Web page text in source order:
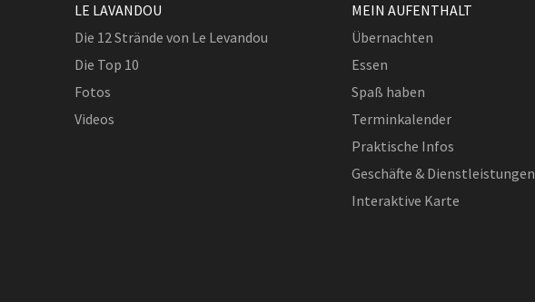
LE LAVANDOU
Die 12 Strände von Le Levandou
Die Top 10
Fotos
Videos
MEIN AUFENTHALT
Übernachten
Essen
Spaß haben
Terminkalender
Praktische Infos
Geschäfte & Dienstleistungen
Interaktive Karte